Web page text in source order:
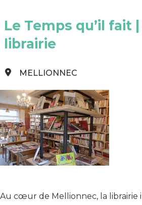
Le Temps qu’il fait
librairie
MELLIONNEC
Au cœur de Mellionnec, la librairie